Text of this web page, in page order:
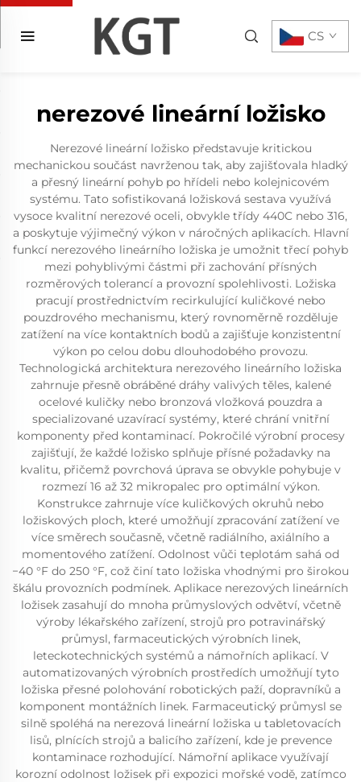
CS
nerezové lineární ložisko
Nerezové lineární ložisko představuje kritickou
mechanickou součást navrženou tak, aby zajišťovala hladký
a přesný lineární pohyb po hřídeli nebo kolejnicovém
systému. Tato sofistikovaná ložisková sestava využívá
vysoce kvalitní nerezové oceli, obvykle třídy 440C nebo 316,
a poskytuje výjimečný výkon v náročných aplikacích. Hlavní
funkcí nerezového lineárního ložiska je umožnit třecí pohyb
mezi pohyblivými částmi při zachování přísných
rozměrových tolerancí a provozní spolehlivosti. Ložiska
pracují prostřednictvím recirkulující kuličkové nebo
pouzdrového mechanismu, který rovnoměrně rozděluje
zatížení na více kontaktních bodů a zajišťuje konzistentní
výkon po celou dobu dlouhodobého provozu.
Technologická architektura nerezového lineárního ložiska
zahrnuje přesně obráběné dráhy valivých těles, kalené
ocelové kuličky nebo bronzová vložková pouzdra a
specializované uzavírací systémy, které chrání vnitřní
komponenty před kontaminací. Pokročilé výrobní procesy
zajišťují, že každé ložisko splňuje přísné požadavky na
kvalitu, přičemž povrchová úprava se obvykle pohybuje v
rozmezí 16 až 32 mikropalec pro optimální výkon.
Konstrukce zahrnuje více kuličkových okruhů nebo
ložiskových ploch, které umožňují zpracování zatížení ve
více směrech současně, včetně radiálního, axiálního a
momentového zatížení. Odolnost vůči teplotám sahá od
−40 °F do 250 °F, což činí tato ložiska vhodnými pro širokou
škálu provozních podmínek. Aplikace nerezových lineárních
ložisek zasahují do mnoha průmyslových odvětví, včetně
výroby lékařského zařízení, strojů pro potravinářský
průmysl, farmaceutických výrobních linek,
leteckotechnických systémů a námořních aplikací. V
automatizovaných výrobních prostředích umožňují tyto
ložiska přesné polohování robotických paží, dopravníků a
komponent montážních linek. Farmaceutický průmysl se
silně spoléhá na nerezová lineární ložiska u tabletovacích
lisů, plnících strojů a balicího zařízení, kde je prevence
kontaminace rozhodující. Námořní aplikace využívají
korozní odolnost ložisek při expozici mořské vodě, zatímco